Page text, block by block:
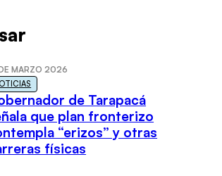
MARZO 2026
de Tarapacá
que plan fronterizo
“erizos” y otras
físicas